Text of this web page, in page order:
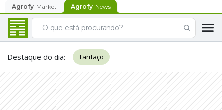
Agrofy Market Agrofy News
Destaque do dia: Tarifaço